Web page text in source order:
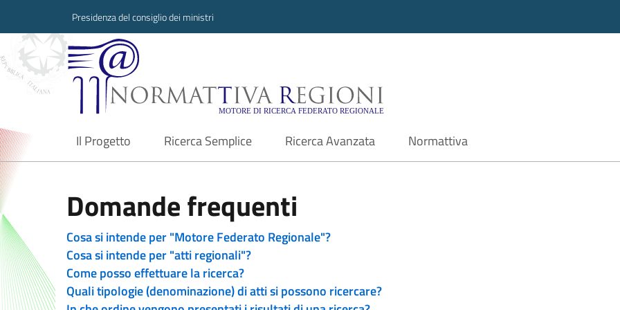
Presidenza del consiglio dei ministri
Normattiva Regioni - Motore di ricerca
Il Progetto
current Ricerca Semplice Ricerca Avanzata Normattiva
Domande frequenti
Cosa si intende per "Motore Federato Regionale"?
Cosa si intende per "atti regionali"?
Come posso effettuare la ricerca?
Quali tipologie (denominazione) di atti si possono ricercare?